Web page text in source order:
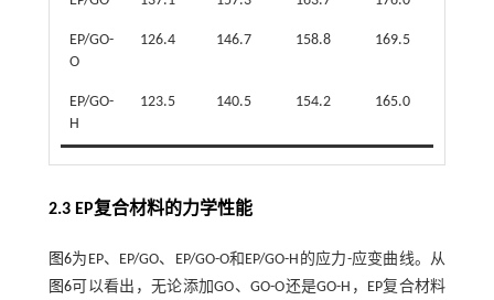
EP/GO-
O
126.4 146.7 158.8 169.5
EP/GO-
H
123.5 140.5 154.2 165.0
2.3 EP复合材料的力学性能
图6为EP、EP/GO、EP/GO-O和EP/GO-H的应力-应变曲线。从
图6可以看出，无论添加GO、GO-O还是GO-H，EP复合材料